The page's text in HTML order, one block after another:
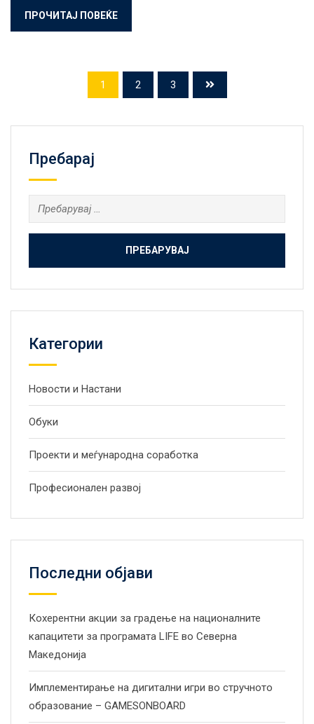
ПРОЧИТАЈ ПОВЕЌЕ
1 2 3
Пребарај
Пребарувај
за:
Категории
Новости и Настани
Обуки
Проекти и меѓународна соработка
Професионален развој
Последни објави
Кохерентни акции за градење на националните
капацитети за програмата LIFE во Северна
Македонија
Имплементирање на дигитални игри во стручното
образование – GAMESONBOARD